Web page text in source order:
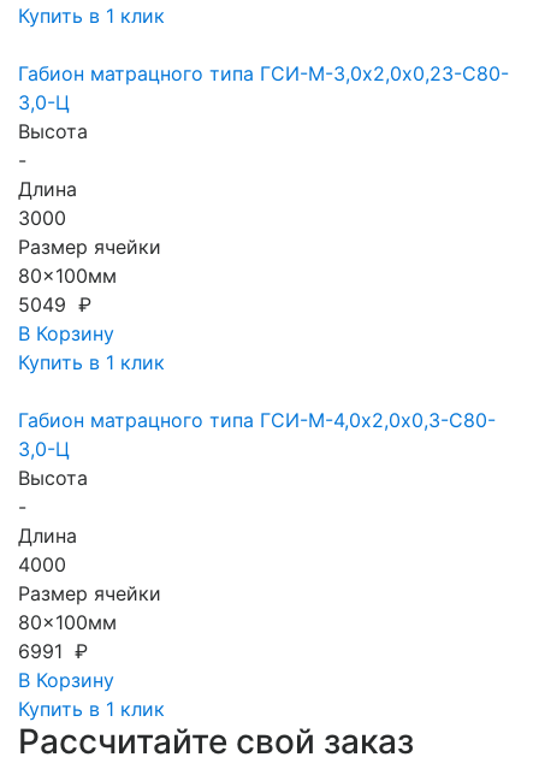
Купить в 1 клик
Габион матрацного типа ГCИ-М-3,0х2,0х0,23-С80-
3,0-Ц
Высота
-
Длина
3000
Размер ячейки
80x100мм
5049 ₽
В Корзину
Купить в 1 клик
Габион матрацного типа ГCИ-М-4,0х2,0х0,3-С80-
3,0-Ц
Высота
-
Длина
4000
Размер ячейки
80x100мм
6991 ₽
В Корзину
Купить в 1 клик
Рассчитайте свой заказ